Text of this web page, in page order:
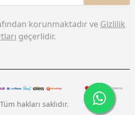
korunmaktadır ve Gizlilik
geçerlidir.
hakları saklıdır.